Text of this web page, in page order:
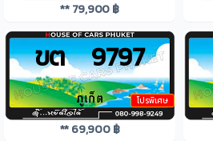
** 79,900 ฿
โปรพิเศษ
ขต 9797
** 69,900 ฿